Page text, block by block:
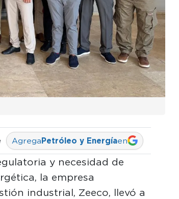
AgregaPetróleo y Energíaen
y necesidad de
la empresa
industrial, Zeeco, llevó a